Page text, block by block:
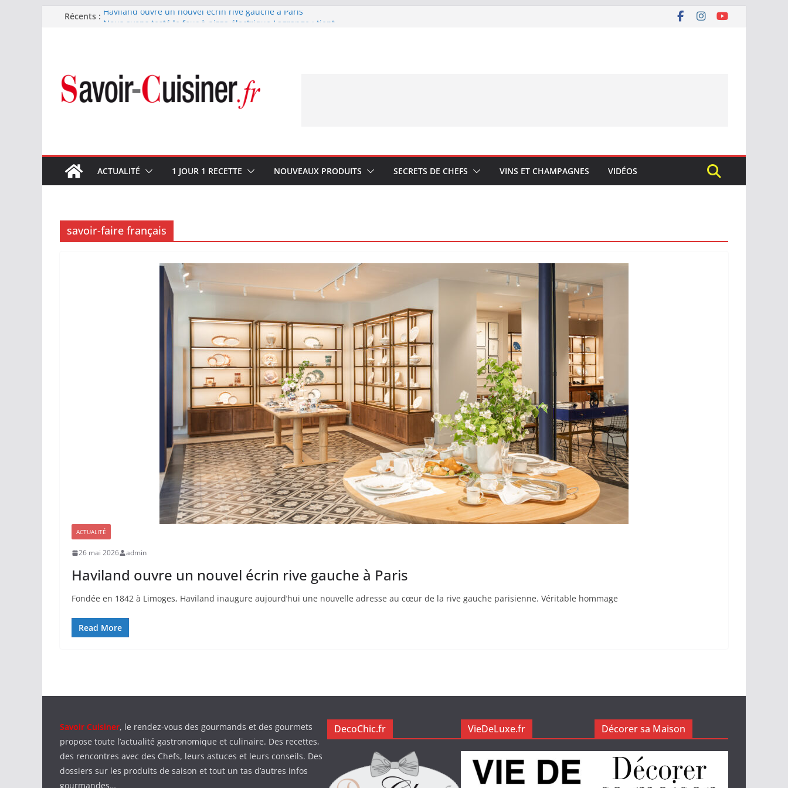
PasserRécents : Haviland ouvre un nouvel écrin rive gauche à Paris
Fête des Pères : le digestif se fait gourmand avec Laphroaig
et Arnaud Larher
Catawiki met aux enchères un whisky japonais Karuizawa
ACTUALITÉ 1 JOUR 1 RECETTE NOUVEAUX PRODUITS SECRETS DE CHEFS VINS ET CHAMPAGNES VIDÉOS
savoir-faire français
ACTUALITÉ
26 mai 2026 admin
Haviland ouvre un nouvel écrin rive gauche à Paris
Fondée en 1842 à Limoges, Haviland inaugure aujourd’hui une nouvelle adresse au cœur de la rive gauche parisienne. Véritable hommage
Read More
Savoir Cuisiner, le rendez-vous des gourmands et des gourmets
propose toute l’actualité gastronomique et culinaire. Des recettes,
des rencontres avec des Chefs, leurs astuces et leurs conseils. Des
dossiers sur les produits de saison et tout un tas d’autres infos
gourmandes…
DecoChic.fr VieDeLuxe.fr Décorer sa Maison